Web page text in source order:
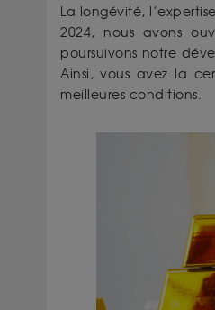
La longévité,
2024, nous avons
poursuivons notre
Ainsi, vous avez la
meilleures conditions.